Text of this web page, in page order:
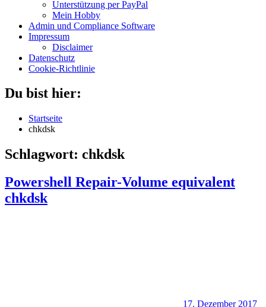
Unterstützung per PayPal
Mein Hobby
Admin und Compliance Software
Impressum
Disclaimer
Datenschutz
Cookie-Richtlinie
Du bist hier:
Startseite
chkdsk
Schlagwort: chkdsk
Powershell Repair-Volume equivalent
chkdsk
17. Dezember 2017